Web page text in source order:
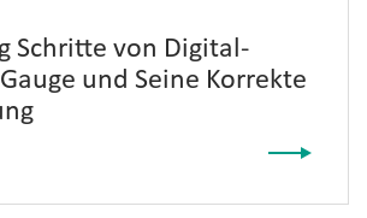
Schritte von Digital-
und Seine Korrekte